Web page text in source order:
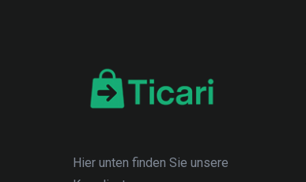
Hier unten finden Sie unsere